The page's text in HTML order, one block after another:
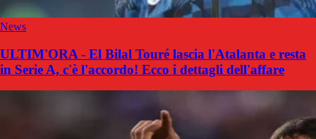
News
ULTIM'ORA - El Bilal Touré lascia l'Atalanta e resta
in Serie A, c'è l'accordo! Ecco i dettagli dell'affare